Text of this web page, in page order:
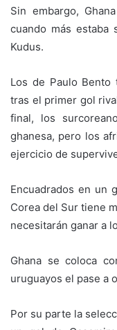
Sin embargo,
cuando más estaba
Kudus.
Los de Paulo
tras el primer gol
final, los
ghanesa, pero los
ejercicio de
Encuadrados en un
Corea del Sur tiene
necesitarán ganar a
Ghana se coloca
uruguayos el pase a
Por su parte la